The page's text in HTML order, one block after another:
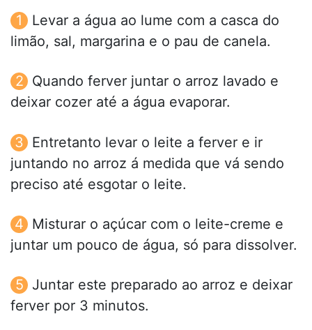
Levar a água ao lume com a casca do
limão, sal, margarina e o pau de canela.
Quando ferver juntar o arroz lavado e
deixar cozer até a água evaporar.
Entretanto levar o leite a ferver e ir
juntando no arroz á medida que vá sendo
preciso até esgotar o leite.
Misturar o açúcar com o leite-creme e
juntar um pouco de água, só para dissolver.
Juntar este preparado ao arroz e deixar
ferver por 3 minutos.